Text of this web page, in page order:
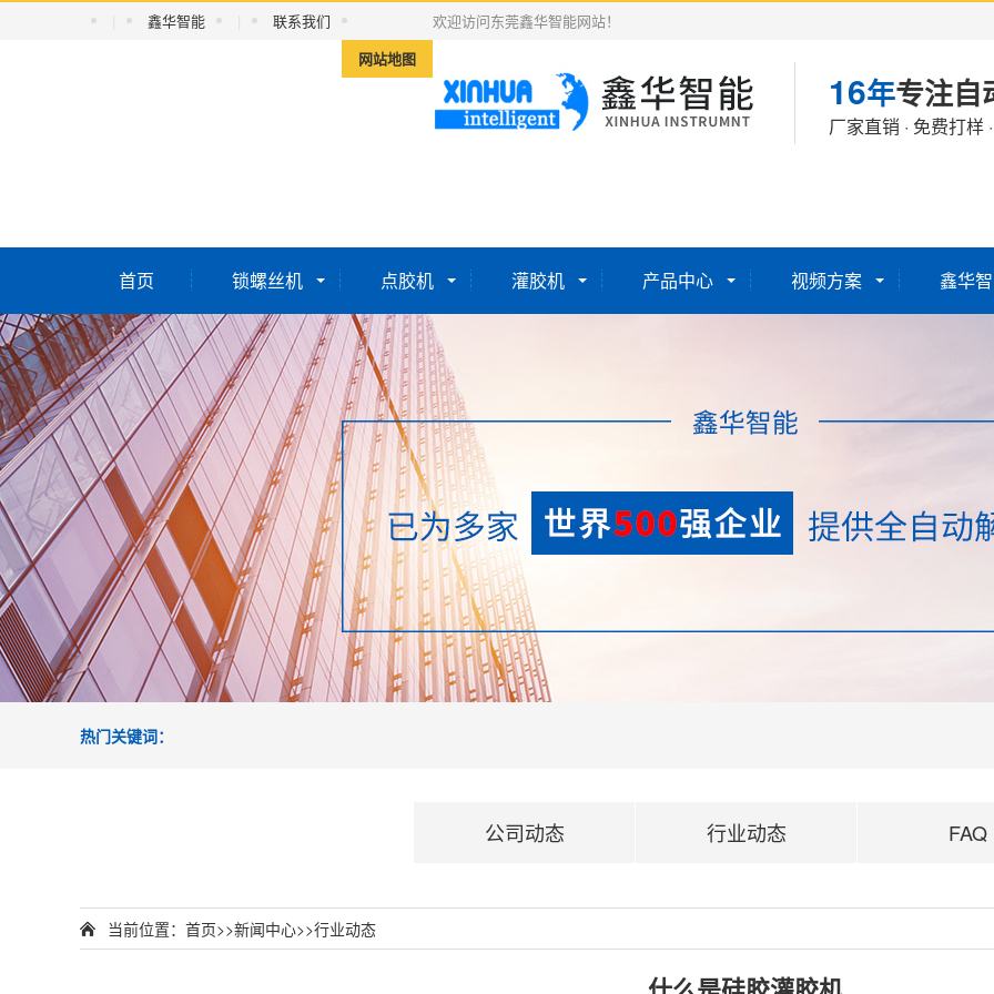
鑫华智能
联系我们
网站地图
欢迎访问东莞鑫华智能网站！
16年专注自
厂家直销 · 免费打样
首页 锁螺丝机 点胶机 灌胶机 产品中心 视频方案 鑫华
热门关键词：
公司动态 行业动态 FAQ
当前位置： 首页>>新闻中心>>行业动态